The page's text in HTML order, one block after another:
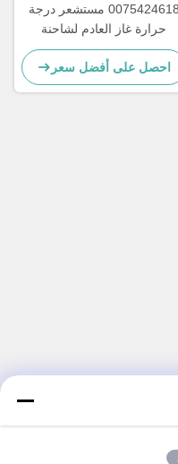
0075424618 مستشعر درجة
حرارة غاز العادم لشاحنة
مرسيدس بنز A0075424618
احصل على أفضل سعر